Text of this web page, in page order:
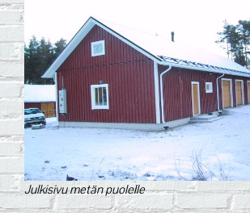
Julkisivu metän puolelle